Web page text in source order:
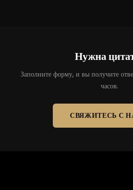
Нужна
Заполните форму, и вы получите
часов.
СВЯЖИТЕСЬ С